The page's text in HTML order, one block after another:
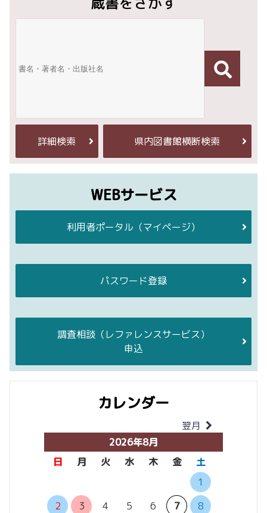
詳細検索 県内図書館横断検索
WEBサービス
利用者ポータル （マイページ）
パスワード登録
調査相談 （レファレンスサービス）
申込
カレンダー
翌月
2026年8月
日
月 火 水 木 金
土
1
2
3 4 5 6 7
8